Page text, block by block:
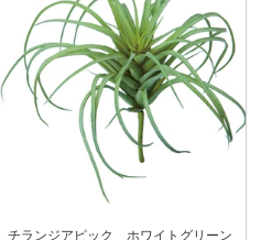
チランジアピック ホワイトグリーン